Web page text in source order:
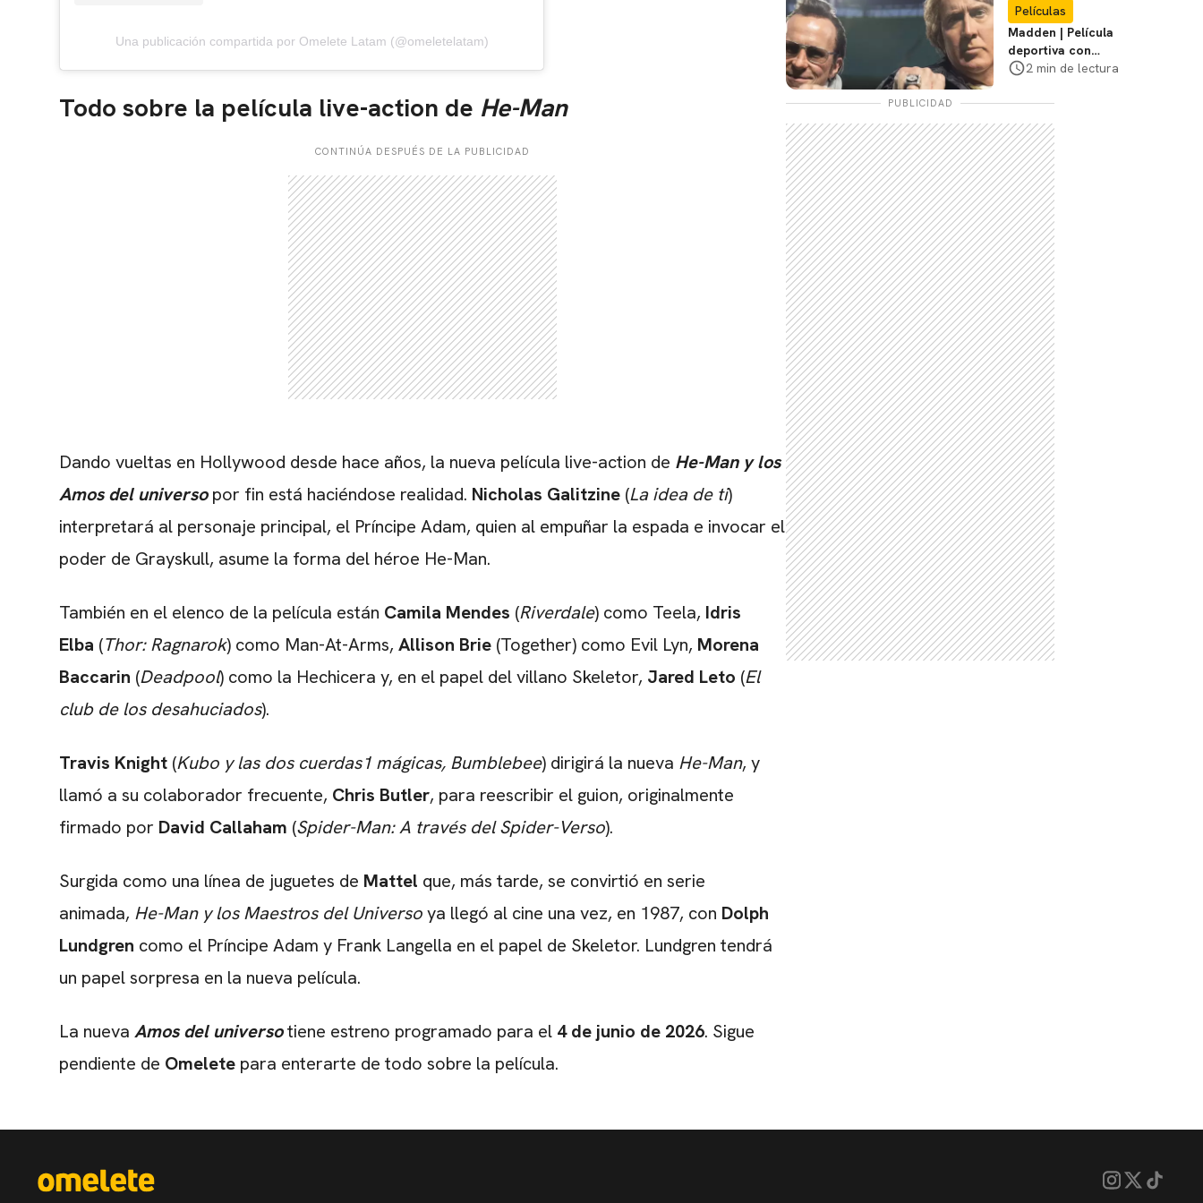
Una publicación compartida por Omelete Latam (@omeletelatam)
Todo sobre la película live-action de He-Man
CONTINÚA DESPUÉS DE LA PUBLICIDAD
Dando vueltas en Hollywood desde hace años, la nueva película live-action de He-Man y los
Amos del universo por fin está haciéndose realidad. Nicholas Galitzine (La idea de ti)
interpretará al personaje principal, el Príncipe Adam, quien al empuñar la espada e invocar el
poder de Grayskull, asume la forma del héroe He-Man.
También en el elenco de la película están Camila Mendes (Riverdale) como Teela, Idris
Elba (Thor: Ragnarok) como Man-At-Arms, Allison Brie (Together) como Evil Lyn, Morena
Baccarin (Deadpool) como la Hechicera y, en el papel del villano Skeletor, Jared Leto (El
club de los desahuciados).
Travis Knight (Kubo y las dos cuerdas1 mágicas, Bumblebee) dirigirá la nueva He-Man, y
llamó a su colaborador frecuente, Chris Butler, para reescribir el guion, originalmente
firmado por David Callaham (Spider-Man: A través del Spider-Verso).
Surgida como una línea de juguetes de Mattel que, más tarde, se convirtió en serie
animada, He-Man y los Maestros del Universoya llegó al cine una vez, en 1987, con Dolph
Lundgren como el Príncipe Adam y Frank Langella en el papel de Skeletor. Lundgren tendrá
un papel sorpresa en la nueva película.
La nueva Amos del universotiene estreno programado para el 4 de junio de 2026. Sigue
pendiente de Omelete para enterarte de todo sobre la película.
Películas
Madden | Película
deportiva con
Nicolas Cage tendrá
cines
2 min de lectura
PUBLICIDAD